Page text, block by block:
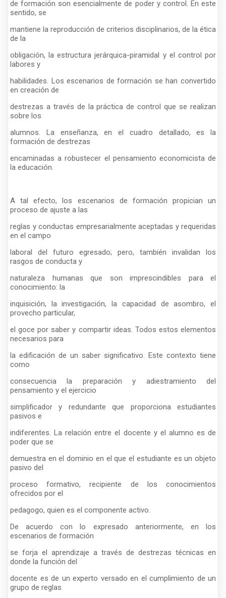
de formación son esencialmente de poder y control. En este
sentido, se
mantiene la reproducción de criterios disciplinarios, de la ética
de la
obligación, la estructura jerárquica-piramidal y el control por
labores y
habilidades. Los escenarios de formación se han convertido
en creación de
destrezas a través de la práctica de control que se realizan
sobre los
alumnos. La enseñanza, en el cuadro detallado, es la
formación de destrezas
encaminadas a robustecer el pensamiento economicista de
la educación.
A tal efecto, los escenarios de formación propician un
proceso de ajuste a las
reglas y conductas empresarialmente aceptadas y requeridas
en el campo
laboral del futuro egresado; pero, también invalidan los
rasgos de conducta y
naturaleza humanas que son imprescindibles para el
conocimiento: la
inquisición, la investigación, la capacidad de asombro, el
provecho particular,
el goce por saber y compartir ideas. Todos estos elementos
necesarios para
la edificación de un saber significativo. Este contexto tiene
como
consecuencia la preparación y adiestramiento del
pensamiento y el ejercicio
simplificador y redundante que proporciona estudiantes
pasivos e
indiferentes. La relación entre el docente y el alumno es de
poder que se
demuestra en el dominio en el que el estudiante es un objeto
pasivo del
proceso formativo, recipiente de los conocimientos
ofrecidos por el
pedagogo, quien es el componente activo.
De acuerdo con lo expresado anteriormente, en los
escenarios de formación
se forja el aprendizaje a través de destrezas técnicas en
donde la función del
docente es de un experto versado en el cumplimiento de un
grupo de reglas